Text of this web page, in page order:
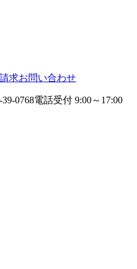
求お問い合わせ
39-0768電話受付 9:00～17:00